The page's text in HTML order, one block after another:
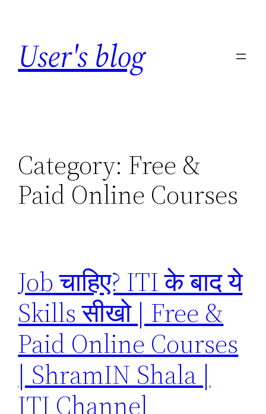
content
User's blog
Category: Free &
Paid Online Courses
Job चाहिए? ITI के बाद ये
Skills सीखो | Free &
Paid Online Courses
| ShramIN Shala |
ITI Channel